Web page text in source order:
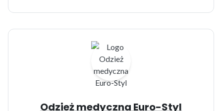
Odzież medyczna Euro-Styl